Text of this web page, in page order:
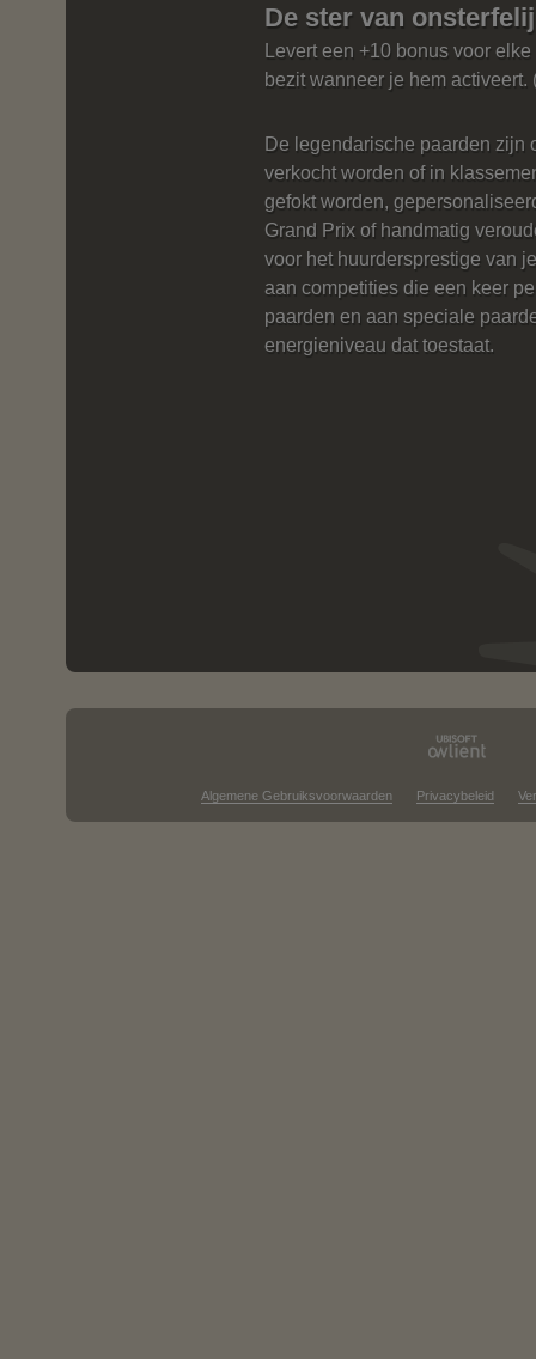
De ster van
Levert een +10 bonus voor
bezit wanneer je hem
De legendarische paarden zijn
verkocht worden of in
gefokt worden,
Grand Prix of handmatig
voor het huurdersprestige van
aan competities die een keer
paarden en aan speciale
energieniveau dat toestaat.
Algemene Gebruiksvoorwaarden Privacybeleid